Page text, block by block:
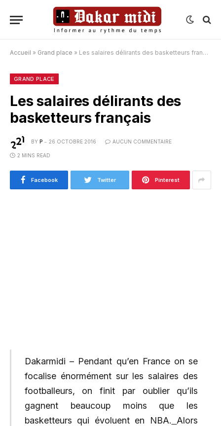
Accueil » Grand place » Les salaires délirants des basketteurs français
GRAND PLACE
Les salaires délirants des
basketteurs français
BY P 26 OCTOBRE 2016 AUCUN COMMENTAIRE
2 MINS READ
Facebook Twitter Pinterest
Dakarmidi – Pendant qu’en France on se
focalise énormément sur les salaires des
footballeurs, on finit par oublier qu’ils
gagnent beaucoup moins que les
basketteurs qui évoluent en NBA.
Alors